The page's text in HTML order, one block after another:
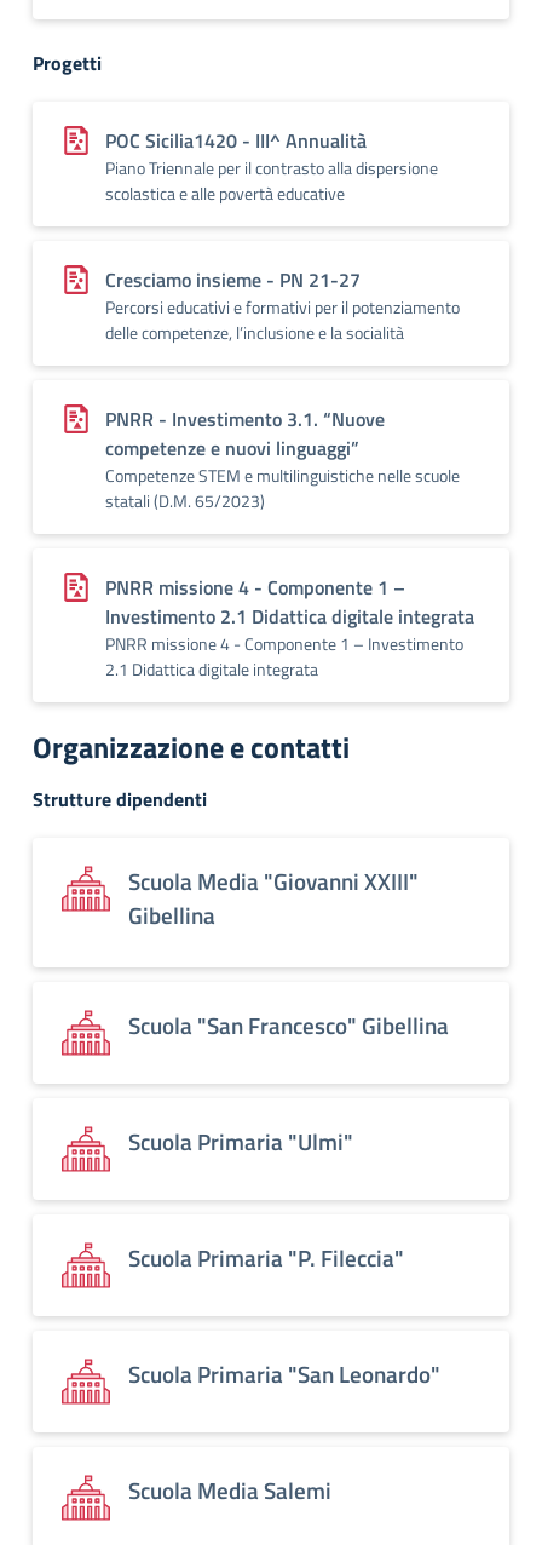
Progetti
POC Sicilia1420 - III^ Annualità
Piano Triennale per il contrasto alla dispersione
scolastica e alle povertà educative
Cresciamo insieme - PN 21-27
Percorsi educativi e formativi per il potenziamento
delle competenze, l’inclusione e la socialità
PNRR - Investimento 3.1. “Nuove
competenze e nuovi linguaggi”
Competenze STEM e multilinguistiche nelle scuole
statali (D.M. 65/2023)
PNRR missione 4 - Componente 1 –
Investimento 2.1 Didattica digitale integrata
PNRR missione 4 - Componente 1 – Investimento
2.1 Didattica digitale integrata
Organizzazione e contatti
Strutture dipendenti
Scuola Media "Giovanni XXIII"
Gibellina
Scuola "San Francesco" Gibellina
Scuola Primaria "Ulmi"
Scuola Primaria "P. Fileccia"
Scuola Primaria "San Leonardo"
Scuola Media Salemi